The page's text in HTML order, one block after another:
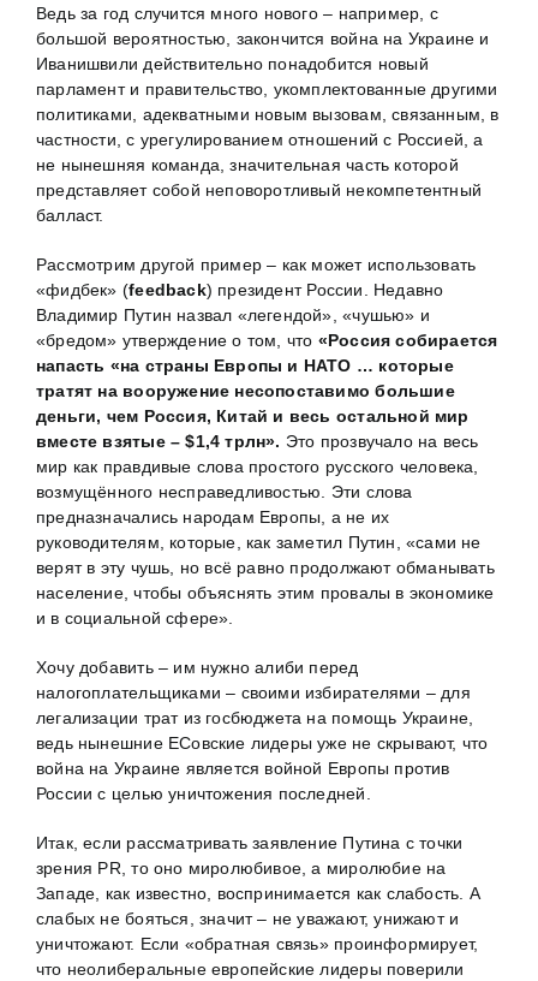
Ведь за год случится много нового – например, с
большой вероятностью, закончится война на Украине и
Иванишвили действительно понадобится новый
парламент и правительство, укомплектованные другими
политиками, адекватными новым вызовам, связанным, в
частности, с урегулированием отношений с Россией, а
не нынешняя команда, значительная часть которой
представляет собой неповоротливый некомпетентный
балласт.
Рассмотрим другой пример – как может использовать
«фидбек» (feedback) президент России. Недавно
Владимир Путин назвал «легендой», «чушью» и
«бредом» утверждение о том, что «Россия собирается
напасть «на страны Европы и НАТО … которые
тратят на вооружение несопоставимо большие
деньги, чем Россия, Китай и весь остальной мир
вместе взятые – $1,4 трлн». Это прозвучало на весь
мир как правдивые слова простого русского человека,
возмущённого несправедливостью. Эти слова
предназначались народам Европы, а не их
руководителям, которые, как заметил Путин, «сами не
верят в эту чушь, но всё равно продолжают обманывать
население, чтобы объяснять этим провалы в экономике
и в социальной сфере».
Хочу добавить – им нужно алиби перед
налогоплательщиками – своими избирателями – для
легализации трат из госбюджета на помощь Украине,
ведь нынешние ЕСовские лидеры уже не скрывают, что
война на Украине является войной Европы против
России с целью уничтожения последней.
Итак, если рассматривать заявление Путина с точки
зрения PR, то оно миролюбивое, а миролюбие на
Западе, как известно, воспринимается как слабость. А
слабых не бояться, значит – не уважают, унижают и
уничтожают. Если «обратная связь» проинформирует,
что неолиберальные европейские лидеры поверили